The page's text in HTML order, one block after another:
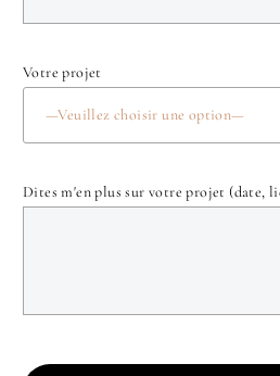
Votre projet
—Veuillez choisir une option—
Dites m'en plus sur votre projet (date,